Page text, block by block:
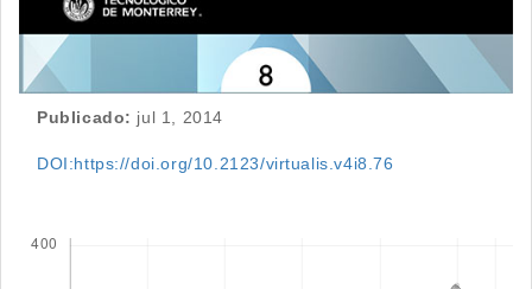
Publicado: jul 1, 2014
DOI:https://doi.org/10.2123/virtualis.v4i8.76